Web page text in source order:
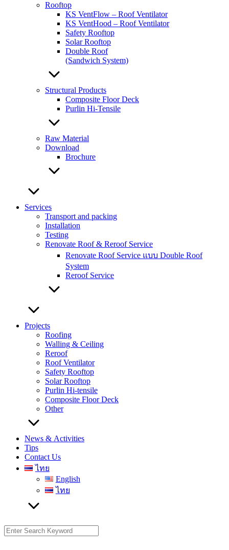
Rooftop
KS VentFlow – Roof Ventilator
KS VentHood – Roof Ventilator
Safety Rooftop
Solar Rooftop
Double Roof
(Sandwich System)
Structural Products
Composite Floor Deck
Purlin Hi-Tensile
Raw Material
Download
Brochure
Services
Transport and packing
Installation
Testing
Renovate Roof & Reroof Service
Renovate Roof Service แบบ Double Roof
System
Reroof Service
Projects
Roofing
Walling & Ceiling
Reroof
Roof Ventilator
Safety Rooftop
Solar Rooftop
Purlin Hi-tensile
Composite Floor Deck
Other
News & Activities
Tips
Contact Us
ไทย
English
ไทย
Search
for: